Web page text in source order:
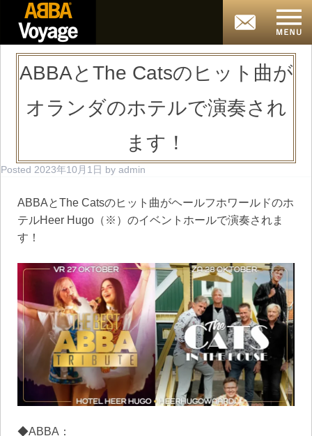
ABBAとThe Catsのヒット曲が
オランダのホテルで演奏され
ます！
Posted 2023年10月1日 by admin
ABBAとThe Catsのヒット曲がヘールフホワールドのホ
テルHeer Hugo（※）のイベントホールで演奏されま
す！
◆ABBA：